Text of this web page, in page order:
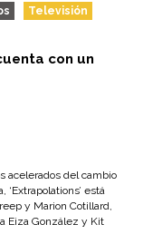
Televisión
con un
acelerados del cambio
está
y Marion Cotillard,
Eiza González y Kit